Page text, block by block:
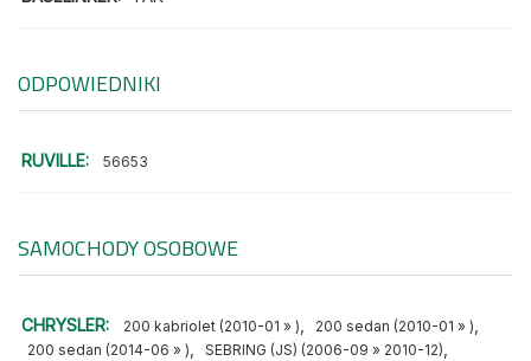
ODPOWIEDNIKI
RUVILLE: 56653
SAMOCHODY OSOBOWE
CHRYSLER: 200 kabriolet (2010-01 » ) 200 sedan (2010-01 » )
200 sedan (2014-06 » ) SEBRING (JS) (2006-09 » 2010-12)